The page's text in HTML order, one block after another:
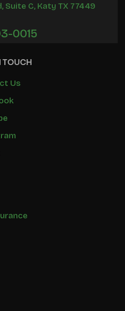
Suite C, Katy TX 77449
0015
TOUCH
Us